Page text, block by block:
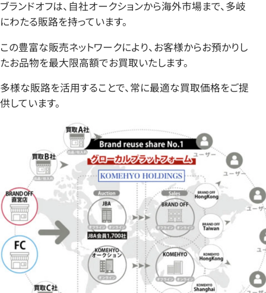
ブランドオフは、自社オークションから海外市場まで、多岐
にわたる販路を持っています。
この豊富な販売ネットワークにより、お客様からお預かりし
たお品物を最大限高額でお買取いたします。
多様な販路を活用することで、常に最適な買取価格をご提
供しています。